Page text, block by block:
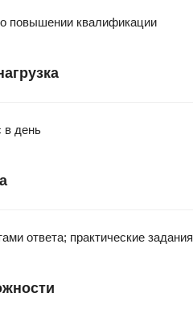
повышении квалификации
в день
ответа; практические задания